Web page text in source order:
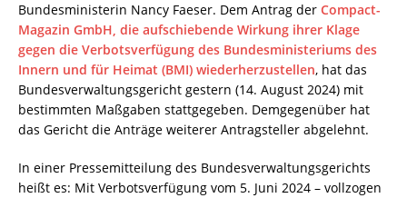
Bundesministerin Nancy Faeser. Dem Antrag der Compact-
Magazin GmbH, die aufschiebende Wirkung ihrer Klage
gegen die Verbotsverfügung des Bundesministeriums des
Innern und für Heimat (BMI) wiederherzustellen, hat das
Bundesverwaltungsgericht gestern (14. August 2024) mit
bestimmten Maßgaben stattgegeben. Demgegenüber hat
das Gericht die Anträge weiterer Antragsteller abgelehnt.
In einer Pressemitteilung des Bundesverwaltungsgerichts
heißt es: Mit Verbotsverfügung vom 5. Juni 2024 – vollzogen